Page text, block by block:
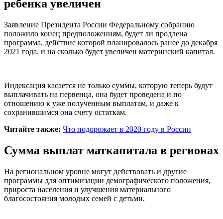
ребенка увеличен
Заявление Президента России Федеральному собранию
положило конец предположениям, будет ли продлена
программа, действие которой планировалось ранее до декабря
2021 года, и на сколько будет увеличен материнский капитал.
Индексация касается не только суммы, которую теперь будут
выплачивать на первенца, она будет проведена и по
отношению к уже полученным выплатам, и даже к
сохранившимся она счету остаткам.
Читайте также: Что подорожает в 2020 году в России
Сумма выплат маткапитала в регионах
На региональном уровне могут действовать и другие
программы для оптимизации демографического положения,
прироста населения и улучшения материального
благосостояния молодых семей с детьми.